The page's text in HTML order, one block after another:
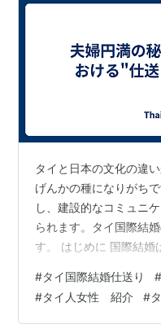
タイと日本の文化の違
げんかの種になりがち
し、建設的なコミュニ
られます。タイ国際結
す。 はじめに 国際結婚
ら、言語の壁や習慣の
ることがあります。本
国際結婚における、代
#タイ国際結婚仕送り #
#タイ人女性 紹介 #